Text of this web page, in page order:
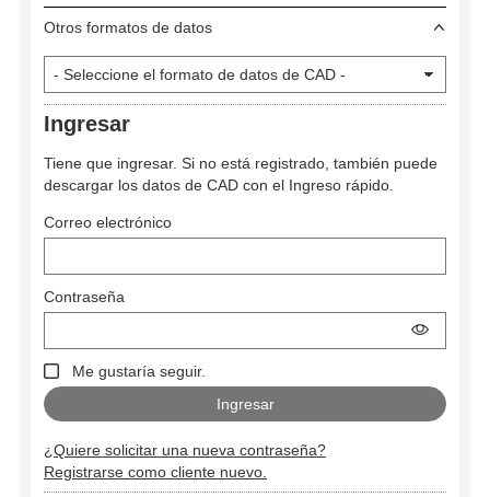
Otros formatos de datos
Ingresar
Tiene que ingresar. Si no está registrado, también puede
descargar los datos de CAD con el Ingreso rápido.
Correo electrónico
Contraseña
Me gustaría seguir.
¿Quiere solicitar una nueva contraseña?
Registrarse como cliente nuevo.